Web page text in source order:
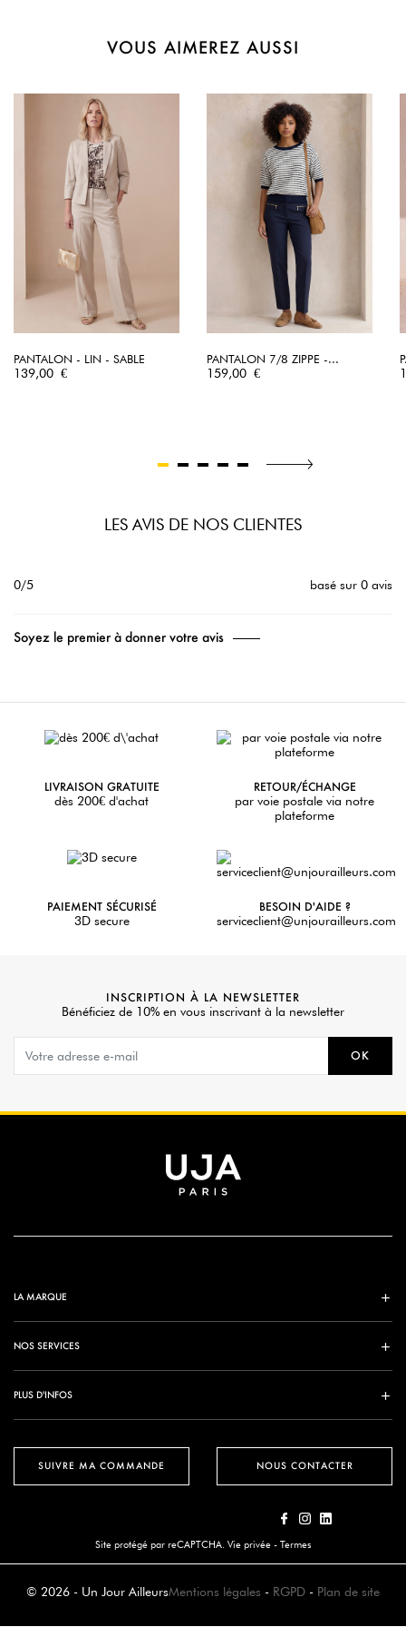
VOUS AIMEREZ AUSSI
PANTALON - LIN - SABLE
Prix
139,00 €
PANTALON 7/8 ZIPPE -...
Prix
159,00 €
LES AVIS DE NOS CLIENTES
0/5 basé sur 0 avis
Soyez le premier à donner votre avis
LIVRAISON GRATUITE
dès 200€ d'achat
RETOUR/ÉCHANGE
par voie postale via notre
plateforme
PAIEMENT SÉCURISÉ
3D secure
BESOIN D'AIDE ?
serviceclient@unjourailleurs.com
INSCRIPTION À LA NEWSLETTER
Bénéficiez de 10% en vous inscrivant à la newsletter
OK
SUIVRE MA COMMANDE
LA MARQUE
NOS SERVICES
PLUS D'INFOS
NOUS CONTACTER
Site protégé par reCAPTCHA. Vie privée - Termes
© 2026 - Un Jour AilleursMentions légales - RGPD - Plan de site